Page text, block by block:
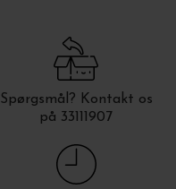
Spørgsmål? Kontakt os
på 33111907